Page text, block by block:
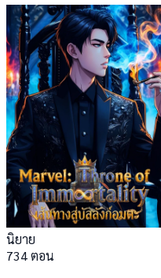
นิยาย
734 ตอน